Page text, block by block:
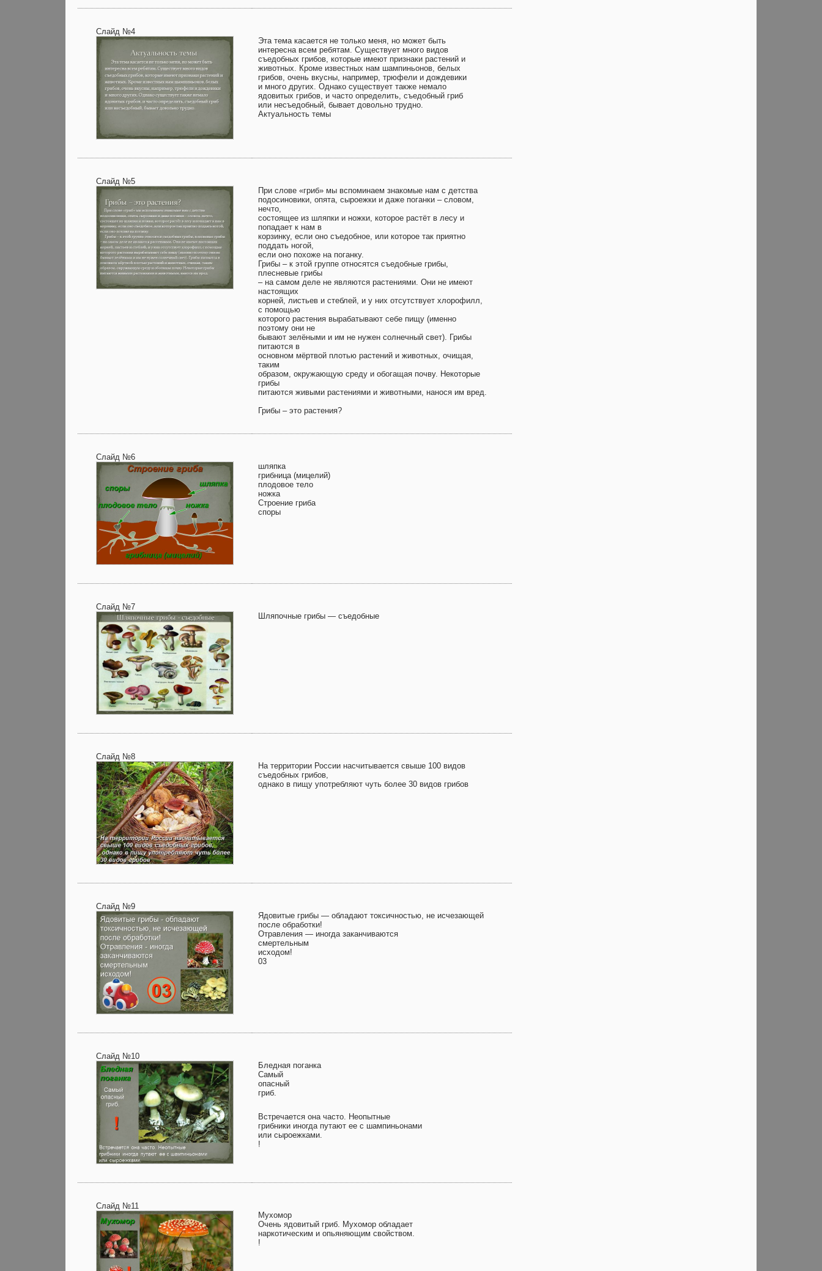
Слайд №4
Эта тема касается не только меня, но может быть
интересна всем ребятам. Существует много видов
съедобных грибов, которые имеют признаки растений и
животных. Кроме известных нам шампиньонов, белых
грибов, очень вкусны, например, трюфели и дождевики
и много других. Однако существует также немало
ядовитых грибов, и часто определить, съедобный гриб
или несъедобный, бывает довольно трудно.
Актуальность темы
Слайд №5
При слове «гриб» мы вспоминаем знакомые нам с детства
подосиновики, опята, сыроежки и даже поганки – словом,
нечто,
состоящее из шляпки и ножки, которое растёт в лесу и
попадает к нам в
корзинку, если оно съедобное, или которое так приятно
поддать ногой,
если оно похоже на поганку.
Грибы – к этой группе относятся съедобные грибы,
плесневые грибы
– на самом деле не являются растениями. Они не имеют
настоящих
корней, листьев и стеблей, и у них отсутствует хлорофилл,
с помощью
которого растения вырабатывают себе пищу (именно
поэтому они не
бывают зелёными и им не нужен солнечный свет). Грибы
питаются в
основном мёртвой плотью растений и животных, очищая,
таким
образом, окружающую среду и обогащая почву. Некоторые
грибы
питаются живыми растениями и животными, нанося им вред.
Грибы – это растения?
Слайд №6
шляпка
грибница (мицелий)
плодовое тело
ножка
Строение гриба
споры
Слайд №7
Шляпочные грибы — съедобные
Слайд №8
На территории России насчитывается свыше 100 видов
съедобных грибов,
однако в пищу употребляют чуть более 30 видов грибов
Слайд №9
Ядовитые грибы — обладают токсичностью, не исчезающей
после обработки!
Отравления — иногда заканчиваются
смертельным
исходом!
03
Слайд №10
Бледная поганка
Самый
опасный
гриб.
Встречается она часто. Неопытные
грибники иногда путают ее с шампиньонами
или сыроежками.
!
Слайд №11
Мухомор
Очень ядовитый гриб. Мухомор обладает
наркотическим и опьяняющим свойством.
!